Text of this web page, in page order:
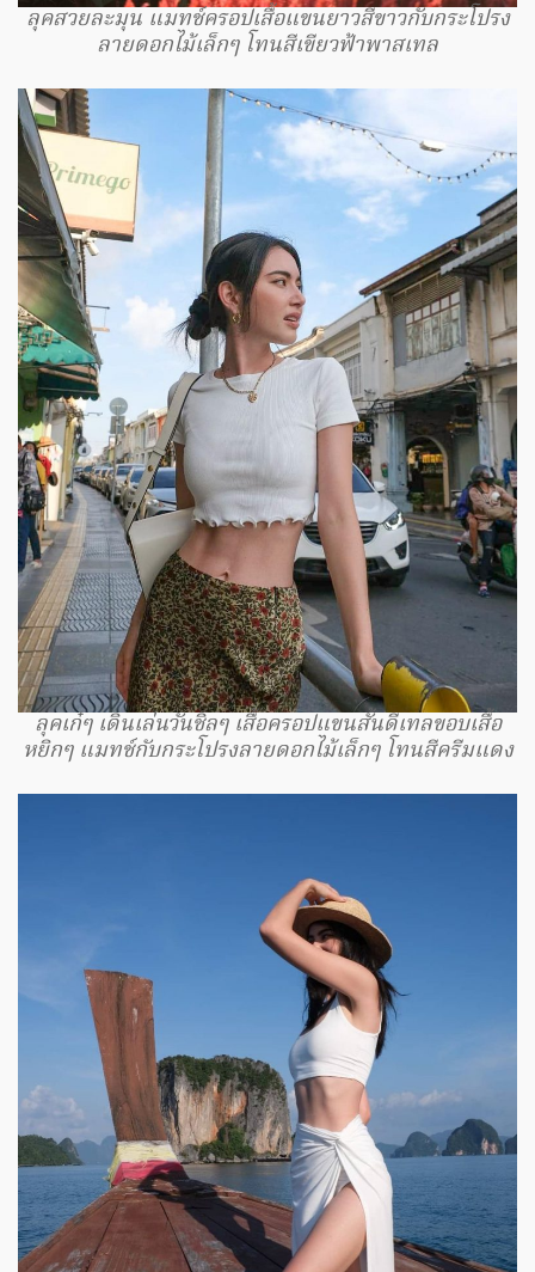
ลุคสวยละมุน แมทช์ครอปเสื้อแขนยาวสีขาวกับกระโปรง
ลายดอกไม้เล็กๆ โทนสีเขียวฟ้าพาสเทล
ลุคเก๋ๆ เดินเล่นวันชิลๆ เสื้อครอปแขนสั้นดีเทลขอบเสื้อ
หยิกๆ แมทช์กับกระโปรงลายดอกไม้เล็กๆ โทนสีครีมแดง